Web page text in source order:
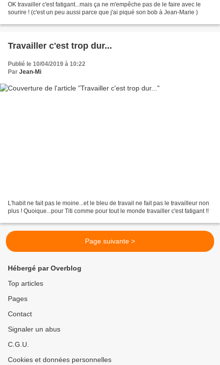
OK travailler c'est fatigant...mais ça ne m'empêche pas de le faire avec le
sourire ! (c'est un peu aussi parce que j'ai piqué son bob à Jean-Marie )
Travailler c'est trop dur...
Publié le 10/04/2019 à 10:22
Par Jean-Mi
L'habit ne fait pas le moine...et le bleu de travail ne fait pas le travailleur non
plus ! Quoique...pour Titi comme pour tout le monde travailler c'est fatigant !!
Page suivante >
Hébergé par Overblog
Top articles
Pages
Contact
Signaler un abus
C.G.U.
Cookies et données personnelles